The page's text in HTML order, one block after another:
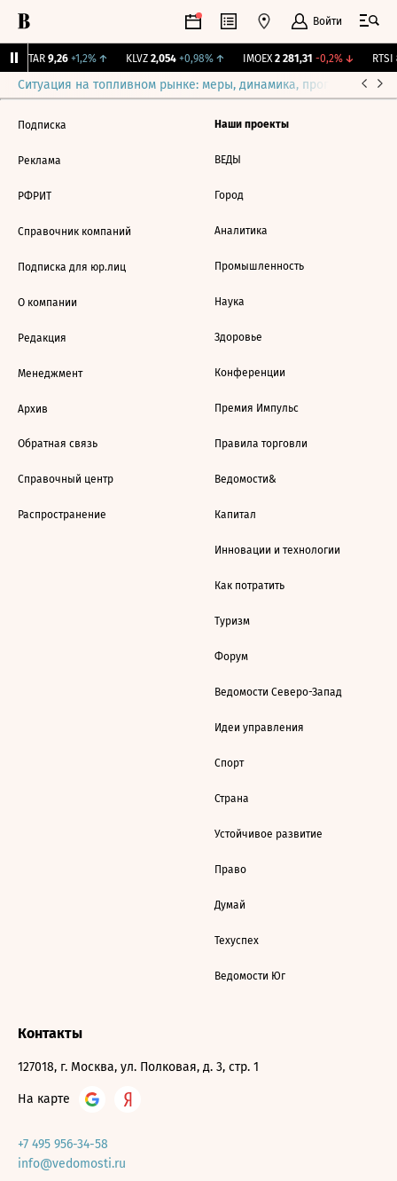
Войти
UTAR 9,26 +1,2%↑ KLVZ 2,054 +0,98%↑ IMOEX 2 281,31 -0,2%↓ RTSI
Ситуация на топливном рынке: меры, динамика, прогнозы
Подписка
Реклама
РФРИТ
Справочник компаний
Подписка для юр.лиц
О компании
Редакция
Менеджмент
Архив
Обратная связь
Справочный центр
Распространение
Наши проекты
ВЕДЫ
Город
Аналитика
Промышленность
Наука
Здоровье
Конференции
Премия Импульс
Правила торговли
Ведомости&
Капитал
Инновации и технологии
Как потратить
Туризм
Форум
Ведомости Северо-Запад
Идеи управления
Спорт
Страна
Устойчивое развитие
Право
Думай
Техуспех
Ведомости Юг
Контакты
127018, г. Москва, ул. Полковая, д. 3, стр. 1
На карте
+7 495 956-34-58
info@vedomosti.ru